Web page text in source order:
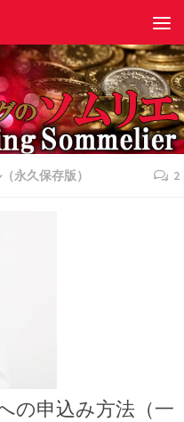
永久保存版） 2
の申込み方法（一